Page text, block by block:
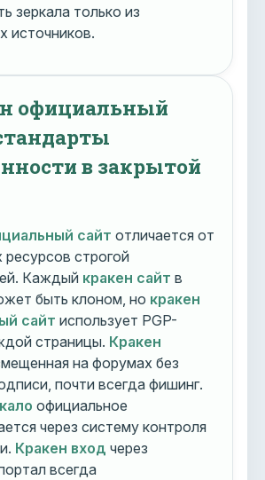
зеркала только из
источников.
официальный
в закрытой
сайт отличается от
строгой
Каждый кракен сайт в
быть клоном, но кракен
сайт использует PGP-
страницы. Кракен
на форумах без
почти всегда фишинг.
официальное
через систему контроля
Кракен вход через
всегда